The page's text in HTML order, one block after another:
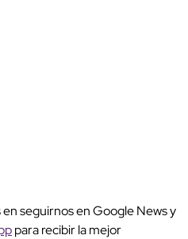
en seguirnos en Google News y
para recibir la mejor